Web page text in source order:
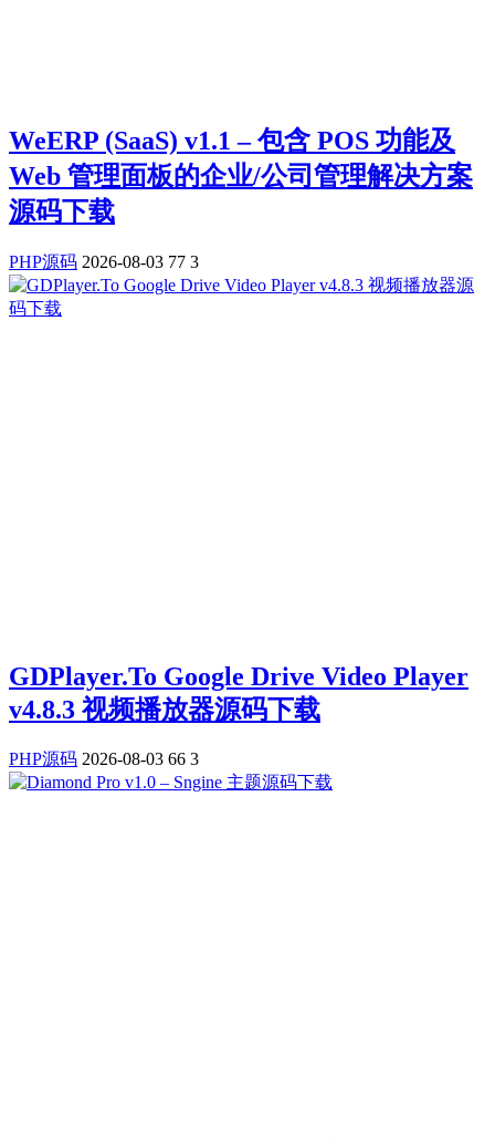
WeERP (SaaS) v1.1 – 包含 POS 功能及
Web 管理面板的企业/公司管理解决方案
源码下载
PHP源码 2026-08-03 77 3
GDPlayer.To Google Drive Video Player
v4.8.3 视频播放器源码下载
PHP源码 2026-08-03 66 3